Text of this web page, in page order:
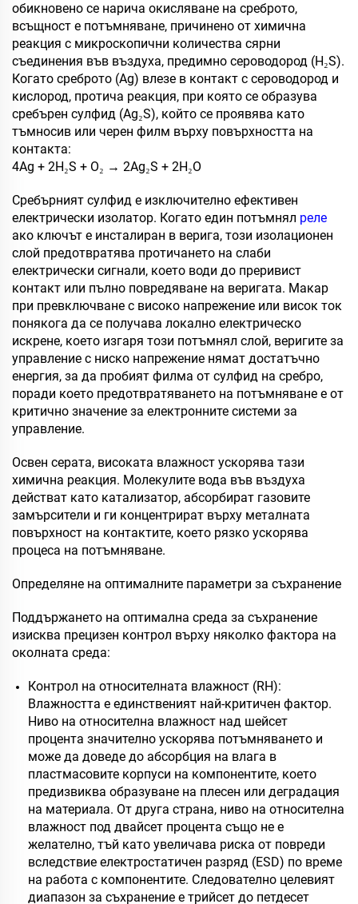
обикновено се нарича окисляване на среброто,
всъщност е потъмняване, причинено от химична
реакция с микроскопични количества сярни
съединения във въздуха, предимно сероводород (H₂S).
Когато среброто (Ag) влезе в контакт с сероводород и
кислород, протича реакция, при която се образува
сребърен сулфид (Ag₂S), който се проявява като
тъмносив или черен филм върху повърхността на
контакта:
4Ag + 2H₂S + O₂ → 2Ag₂S + 2H₂O
Сребърният сулфид е изключително ефективен
електрически изолатор. Когато един потъмнял реле
ако ключът е инсталиран в верига, този изолационен
слой предотвратява протичането на слаби
електрически сигнали, което води до преривист
контакт или пълно повредяване на веригата. Макар
при превключване с високо напрежение или висок ток
понякога да се получава локално електрическо
искрене, което изгаря този потъмнял слой, веригите за
управление с ниско напрежение нямат достатъчно
енергия, за да пробият филма от сулфид на сребро,
поради което предотвратяването на потъмняване е от
критично значение за електронните системи за
управление.
Освен серата, високата влажност ускорява тази
химична реакция. Молекулите вода във въздуха
действат като катализатор, абсорбират газовите
замърсители и ги концентрират върху металната
повърхност на контактите, което рязко ускорява
процеса на потъмняване.
Определяне на оптималните параметри за съхранение
Поддържането на оптимална среда за съхранение
изисква прецизен контрол върху няколко фактора на
околната среда:
Контрол на относителната влажност (RH):
Влажността е единственият най-критичен фактор.
Ниво на относителна влажност над шейсет
процента значително ускорява потъмняването и
може да доведе до абсорбция на влага в
пластмасовите корпуси на компонентите, което
предизвиква образуване на плесен или деградация
на материала. От друга страна, ниво на относителна
влажност под двайсет процента също не е
желателно, тъй като увеличава риска от повреди
вследствие електростатичен разряд (ESD) по време
на работа с компонентите. Следователно целевият
диапазон за съхранение е трийсет до петдесет